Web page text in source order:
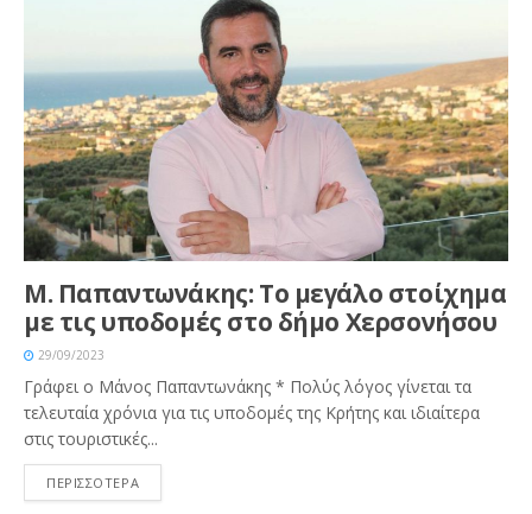
M. Παπαντωνάκης: Το μεγάλο στοίχημα
με τις υποδομές στο δήμο Χερσονήσου
29/09/2023
Γράφει ο Μάνος Παπαντωνάκης * Πολύς λόγος γίνεται τα
τελευταία χρόνια για τις υποδομές της Κρήτης και ιδιαίτερα
στις τουριστικές...
ΠΕΡΙΣΣΟΤΕΡΑ